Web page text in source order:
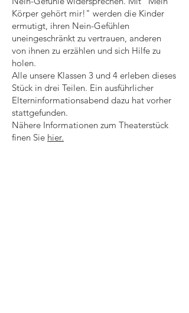
Körper gehört mir!" werden die Kinder
ermutigt, ihren Nein-Gefühlen
uneingeschränkt zu vertrauen, anderen
von ihnen zu erzählen und sich Hilfe zu
holen.
Alle unsere Klassen 3 und 4 erleben dieses
Stück in drei Teilen. Ein ausführlicher
Elterninformationsabend dazu hat vorher
stattgefunden.
Nähere Informationen zum Theaterstück
finen Sie hier.